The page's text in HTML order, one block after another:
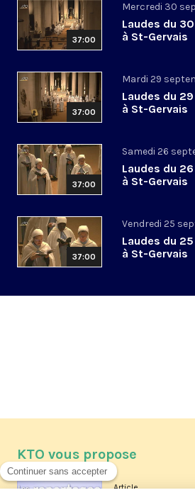
37:00
Mercredi 30
Laudes du
à St-Gervais
37:00
Mardi 29
Laudes du
à St-Gervais
37:00
Samedi 26
Laudes du
à St-Gervais
37:00
Vendredi 25
Laudes du
à St-Gervais
KTO vous propose
Article